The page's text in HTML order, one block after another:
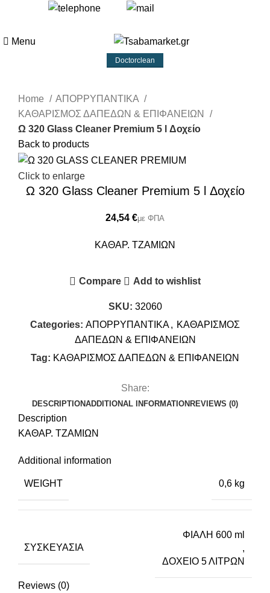
Menu
Doctorclean
Home
ΑΠΟΡΡΥΠΑΝΤΙΚΑ
ΚΑΘΑΡΙΣΜΟΣ ΔΑΠΕΔΩΝ & ΕΠΙΦΑΝΕΙΩΝ
Ω 320 Glass Cleaner Premium 5 l Δοχείο
Back to products
Click to enlarge
Ω 320 Glass Cleaner Premium 5 l Δοχείο
€
ΚΑΘΑΡ. ΤΖΑΜΙΩΝ
Compare Add to wishlist
SKU: 32060
Categories: ΑΠΟΡΡΥΠΑΝΤΙΚΑ, ΚΑΘΑΡΙΣΜΟΣ
ΔΑΠΕΔΩΝ & ΕΠΙΦΑΝΕΙΩΝ
Tag: ΚΑΘΑΡΙΣΜΟΣ ΔΑΠΕΔΩΝ & ΕΠΙΦΑΝΕΙΩΝ
Share:
DESCRIPTIONADDITIONAL INFORMATION REVIEWS (0)
Description
ΚΑΘΑΡ. ΤΖΑΜΙΩΝ
Additional information
WEIGHT 0,6 kg
ΣΥΣΚΕΥΑΣΊΑ
ΦΙΑΛΗ 600 ml
,
ΔΟΧΕΙΟ 5 ΛΙΤΡΩΝ
Reviews (0)